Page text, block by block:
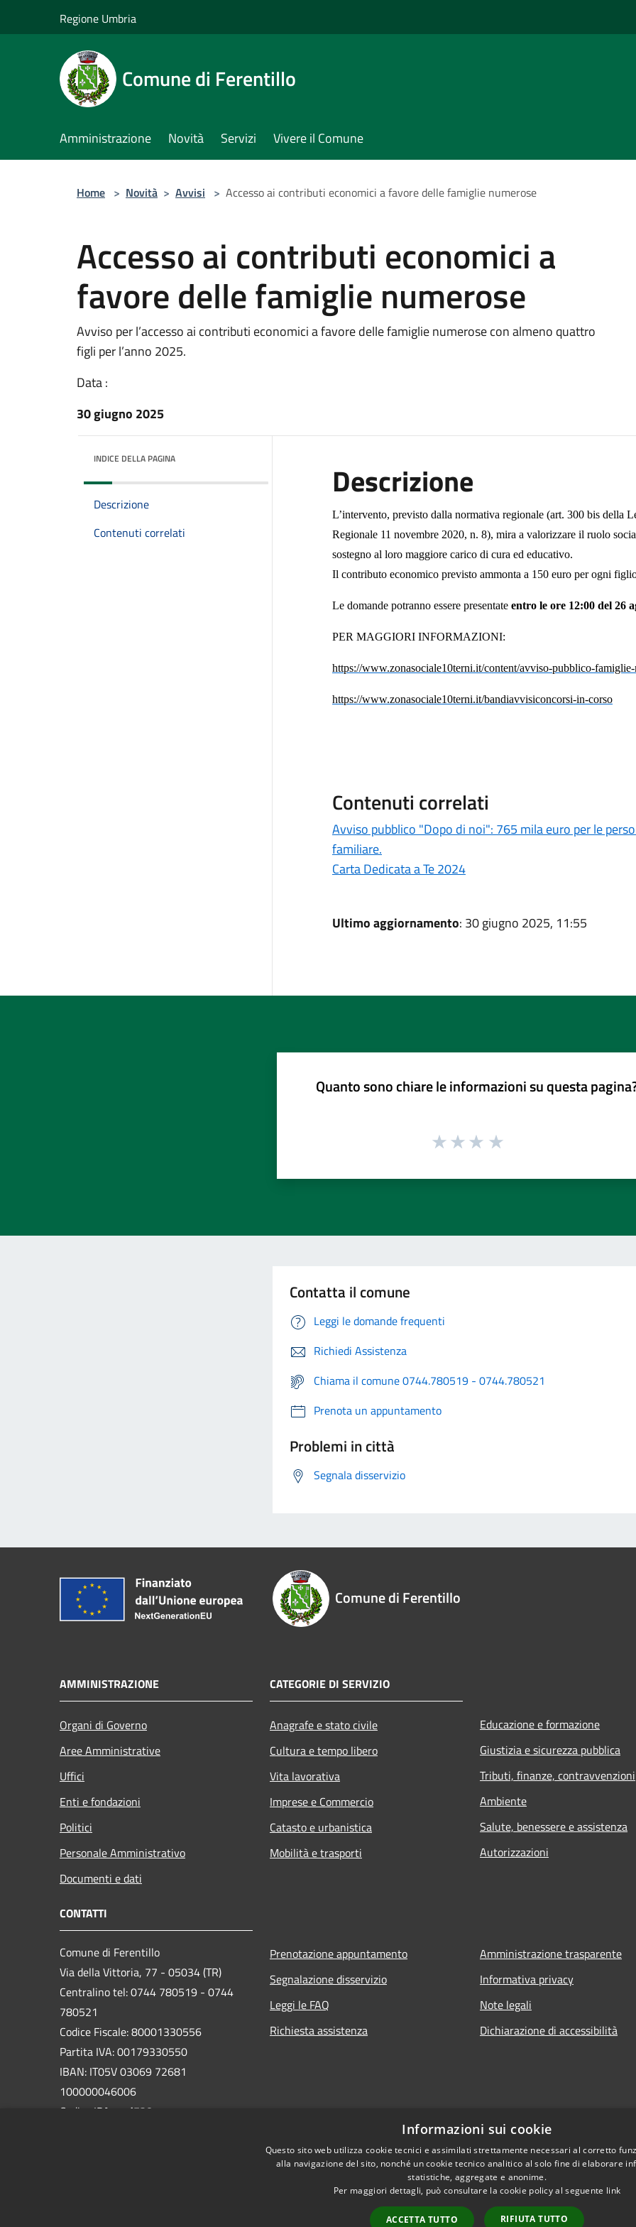
Regione Umbria
Comune di Ferentillo
Amministrazione Novità Servizi Vivere il Comune
Home > Novità > Avvisi > Accesso ai contributi economici a favore delle famiglie numerose
Accesso ai contributi economici a
favore delle famiglie numerose
Avviso per l’accesso ai contributi economici a favore delle famiglie numerose con almeno quattro
figli per l’anno 2025.
Data :
30 giugno 2025
INDICE DELLA PAGINA
Descrizione
Contenuti correlati
Descrizione
L’intervento, previsto dalla normativa regionale (art. 300 bis della
Regionale 11 novembre 2020, n. 8), mira a valorizzare il ruolo
sostegno al loro maggiore carico di cura ed educativo.
Il contributo economico previsto ammonta a 150 euro per ogni
Le domande potranno essere presentate entro le ore 12:00 del 26
PER MAGGIORI INFORMAZIONI:
https://www.zonasociale10terni.it/content/avviso-pubblico-
https://www.zonasociale10terni.it/bandiavvisiconcorsi-in-corso
Contenuti correlati
Avviso pubblico "Dopo di noi": 765 mila euro per le
familiare.
Carta Dedicata a Te 2024
Ultimo aggiornamento: 30 giugno 2025, 11:55
Quanto sono chiare le informazioni su questa
Contatta il comune
Leggi le domande frequenti
Richiedi Assistenza
Chiama il comune 0744.780519 - 0744.780521
Prenota un appuntamento
Problemi in città
Segnala disservizio
Comune di Ferentillo
AMMINISTRAZIONE
Organi di Governo
Aree Amministrative
Uffici
Enti e fondazioni
Politici
Personale Amministrativo
Documenti e dati
CATEGORIE DI SERVIZIO
Anagrafe e stato civile
Cultura e tempo libero
Vita lavorativa
Imprese e Commercio
Catasto e urbanistica
Mobilità e trasporti
Educazione e formazione
Giustizia e sicurezza pubblica
Tributi, finanze, contravvenzioni
Ambiente
Salute, benessere e assistenza
Autorizzazioni
CONTATTI
Comune di Ferentillo
Via della Vittoria, 77 - 05034 (TR)
Centralino tel: 0744 780519 - 0744
780521
Codice Fiscale: 80001330556
Partita IVA: 00179330550
IBAN: IT05V 03069 72681
100000046006
Codice IPA:
c_d538
Prenotazione appuntamento
Segnalazione disservizio
Leggi le FAQ
Richiesta assistenza
Amministrazione trasparente
Informativa privacy
Note legali
Dichiarazione di accessibilità
Informazioni sui cookie
Questo sito web utilizza cookie tecnici e assimilati strettamente necessari al corretto
alla navigazione del sito, nonché un cookie tecnico analitico al solo fine di elaborare
statistiche, aggregate e anonime.
Per maggiori dettagli, può consultare la cookie policy al seguente link
ACCETTA TUTTO RIFIUTA TUTTO